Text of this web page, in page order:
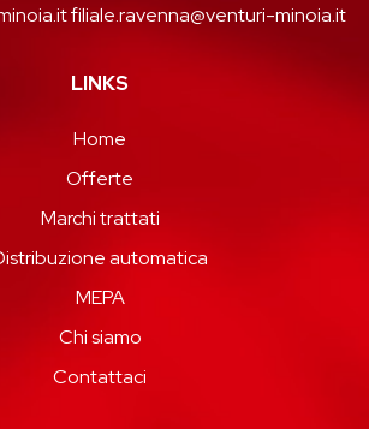
filiale.ravenna@venturi-minoia.it
LINKS
Home
Offerte
Marchi trattati
automatica
MEPA
Chi siamo
Contattaci